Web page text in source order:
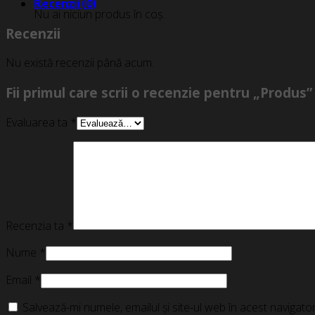
Nu ai niciun produs în coș.
Recenzii (0)
Recenzii
Nu există recenzii până acum.
Fii primul care scrii o recenzie pentru „Produs”
Evaluarea ta *
Recenzia ta *
Nume *
Email *
Salvează-mi numele, emailul și site-ul web în acest